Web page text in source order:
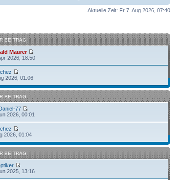
Aktuelle Zeit: Fr 7. Aug 2026, 07:40
BEITRAG
Maurer
2026, 18:50
2026, 01:06
BEITRAG
77
2026, 00:01
2026, 01:04
BEITRAG
2025, 13:16